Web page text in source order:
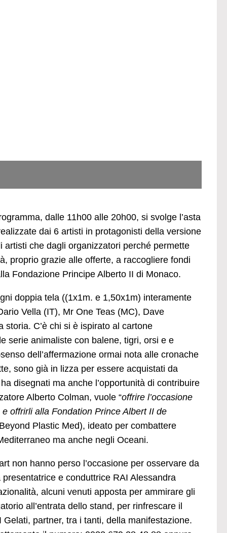
dalle 11h00 alle 20h00, si svolge l’asta
dai 6 artisti in protagonisti della versione
che dagli organizzatori perché permette
proprio grazie alle offerte, a raccogliere fondi
Fondazione Principe Alberto II di Monaco.
doppia tela ((1x1m. e 1,50x1m) interamente
Vella (IT), Mr One Teas (MC), Dave
C’è chi si è ispirato al cartone
serie animaliste con balene, tigri, orsi e e
dell’affermazione ormai nota alle cronache
sono già in lizza per essere acquistati da
disegnati ma anche l’opportunità di contribuire
Alberto Colman, vuole “offrire l’occasione
offrirli alla Fondation Prince Albert II de
Plastic Med), ideato per combattere
ma anche negli Oceani.
non hanno perso l’occasione per osservare da
e conduttrice RAI Alessandra
alcuni venuti apposta per ammirare gli
all’entrata dello stand, per rinfrescare il
partner, tra i tanti, della manifestazione.